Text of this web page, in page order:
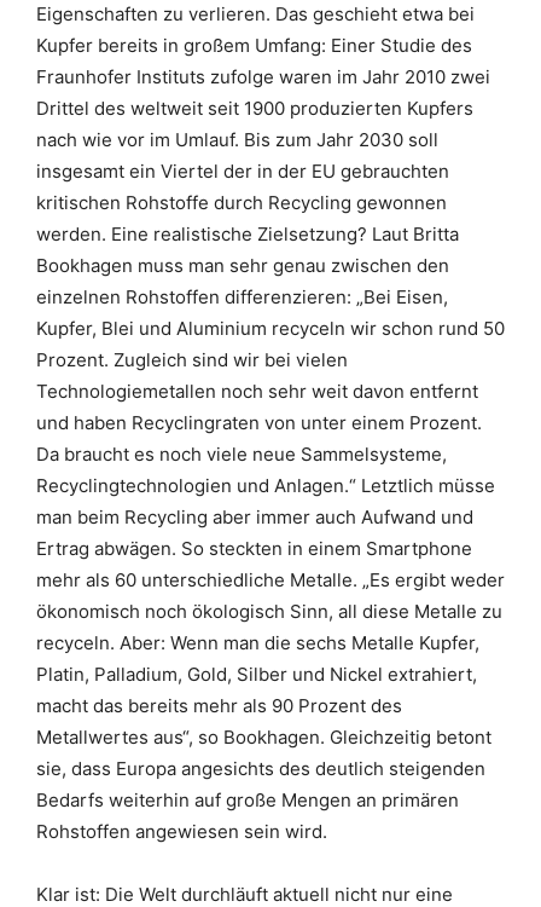
Eigenschaften zu verlieren. Das geschieht etwa bei
Kupfer bereits in großem Umfang: Einer Studie des
Fraunhofer Instituts zufolge waren im Jahr 2010 zwei
Drittel des weltweit seit 1900 produzierten Kupfers
nach wie vor im Umlauf. Bis zum Jahr 2030 soll
insgesamt ein Viertel der in der EU gebrauchten
kritischen Rohstoffe durch Recycling gewonnen
werden. Eine realistische Zielsetzung? Laut Britta
Bookhagen muss man sehr genau zwischen den
einzelnen Rohstoffen differenzieren: „Bei Eisen,
Kupfer, Blei und Aluminium recyceln wir schon rund 50
Prozent. Zugleich sind wir bei vielen
Technologiemetallen noch sehr weit davon entfernt
und haben Recyclingraten von unter einem Prozent.
Da braucht es noch viele neue Sammelsysteme,
Recyclingtechnologien und Anlagen.“ Letztlich müsse
man beim Recycling aber immer auch Aufwand und
Ertrag abwägen. So steckten in einem Smartphone
mehr als 60 unterschiedliche Metalle. „Es ergibt weder
ökonomisch noch ökologisch Sinn, all diese Metalle zu
recyceln. Aber: Wenn man die sechs Metalle Kupfer,
Platin, Palladium, Gold, Silber und Nickel extrahiert,
macht das bereits mehr als 90 Prozent des
Metallwertes aus“, so Bookhagen. Gleichzeitig betont
sie, dass Europa angesichts des deutlich steigenden
Bedarfs weiterhin auf große Mengen an primären
Rohstoffen angewiesen sein wird.
Klar ist: Die Welt durchläuft aktuell nicht nur eine